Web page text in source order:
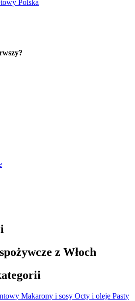
z Włoch
Makarony i sosy Octy i oleje Pasty